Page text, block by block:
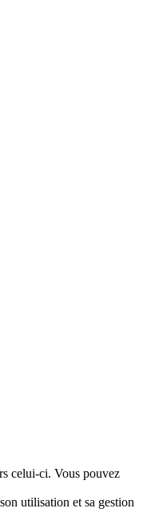
celui-ci. Vous pouvez
utilisation et sa gestion